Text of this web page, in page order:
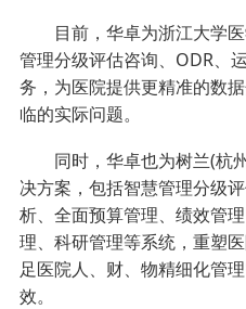
目前，华卓为浙江大学医
管理分级评估咨询、ODR、
务，为医院提供更精准的数
临的实际问题。
同时，华卓也为树兰(杭
决方案，包括智慧管理分级
析、全面预算管理、绩效管
理、科研管理等系统，重塑
足医院人、财、物精细化管
效。